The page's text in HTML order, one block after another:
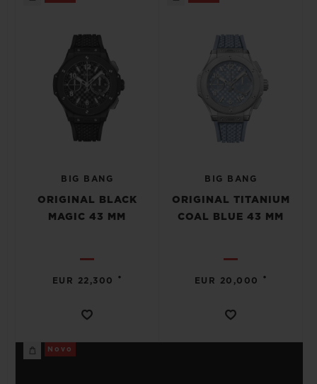
BIG BANG
ORIGINAL BLACK
MAGIC 43 MM
EUR 22,300 •
BIG BANG
ORIGINAL TITANIUM
COAL BLUE 43 MM
EUR 20,000 •
Novo